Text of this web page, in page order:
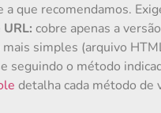
a que recomendamos.
cobre apenas a
mais simples (arquivo
seguindo o método
detalha cada método de